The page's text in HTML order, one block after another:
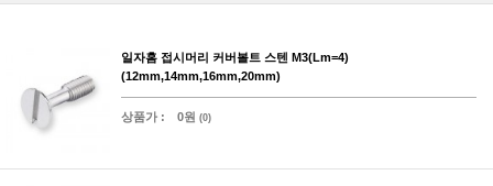
일자홈 접시머리 커버볼트 스텐 M3(Lm=4)
(12mm,14mm,16mm,20mm)
상품가 : 0원 (0)